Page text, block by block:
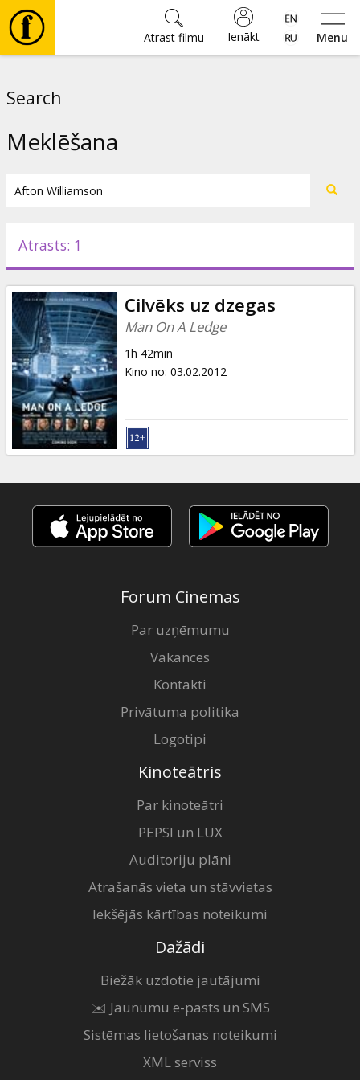
Menu
Ienākt
Atrast filmu
Pasākumi
Ziņas
Dāvanu
kartes
Uzkodas
B2B
Kino
Klubs
Search
Meklēšana
Atrasts: 1
Cilvēks uz dzegas
Man On A Ledge
1h 42min
Kino no: 03.02.2012
Forum Cinemas
Par uzņēmumu
Vakances
Kontakti
Privātuma politika
Logotipi
Kinoteātris
Par kinoteātri
PEPSI un LUX
Auditoriju plāni
Atrašanās vieta un stāvvietas
Iekšējās kārtības noteikumi
Dažādi
Biežāk uzdotie jautājumi
✉️ Jaunumu e-pasts un SMS
Sistēmas lietošanas noteikumi
XML serviss